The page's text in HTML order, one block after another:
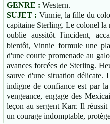
GENRE : Western.
SUJET : Vinnie, la fille du
capitaine Sterling. Le colonel la
oublie aussitôt l'incident,
bientôt, Vinnie formule une
d'une courte promenade au
avances forcées de Sterling.
sauve d'une situation délicate.
indigne de confiance est par
vengeance, engage des
leçon au sergent Karr. Il
un courage indomptable,